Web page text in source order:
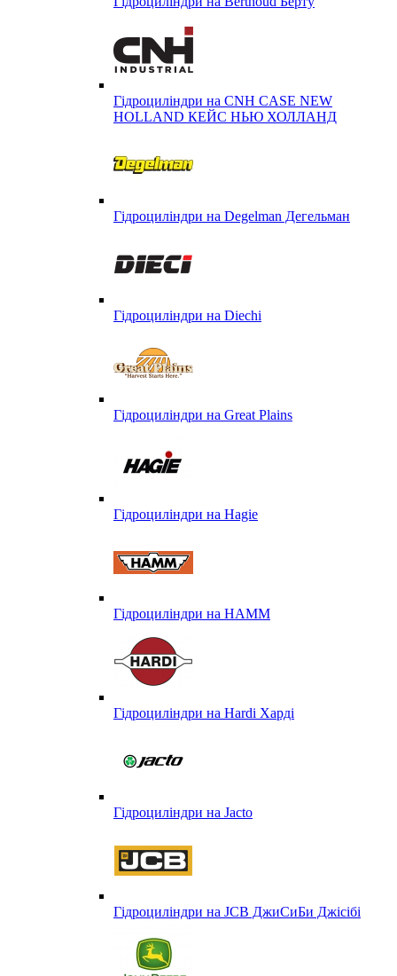
Гідроциліндри на CNH CASE NEW
HOLLAND КЕЙС НЬЮ ХОЛЛАНД
Гідроциліндри на Degelman Дегельман
Гідроциліндри на Diechi
Гідроциліндри на Great Plains
Гідроциліндри на Hagie
Гідроциліндри на HAMM
Гідроциліндри на Hardi Харді
Гідроциліндри на Jacto
Гідроциліндри на JCB ДжиСиБи Джісібі